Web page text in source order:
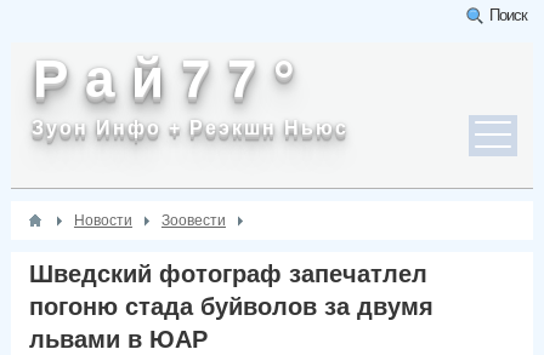
Поиск
Р а й 7 7 °
Зуон Инфо + Реэкшн Ньюс
Новости Зоовести
Шведский фотограф запечатлел
погоню стада буйволов за двумя
львами в ЮАР